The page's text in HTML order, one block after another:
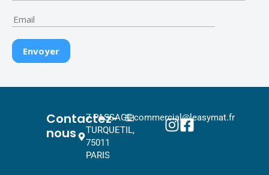
Contactez-
nous
7 PASSAGE
TURQUETIL,
75011
PARIS
commercial@leasymat.fr